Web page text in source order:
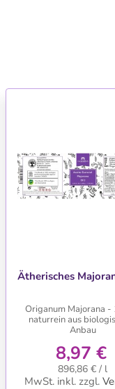
Ätherisches
Origanum Majorana -
naturrein aus
Anbau
8,97 €
896,86 € / l
MwSt. inkl. zzgl.